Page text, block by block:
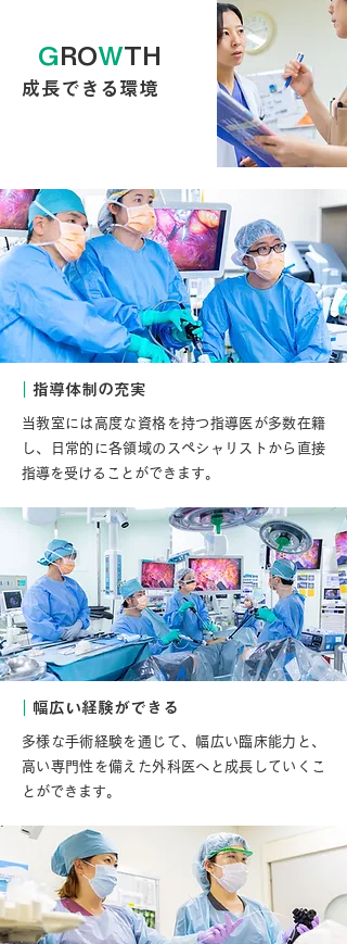
GROWTH
成長できる環境
指導体制の充実
当教室には高度な資格を持つ指導医が多数在籍
し、日常的に各領域のスペシャリストから直接
指導を受けることができます。
幅広い経験ができる
多様な手術経験を通じて、幅広い臨床能力と、
高い専門性を備えた外科医へと成長していくこ
とができます。